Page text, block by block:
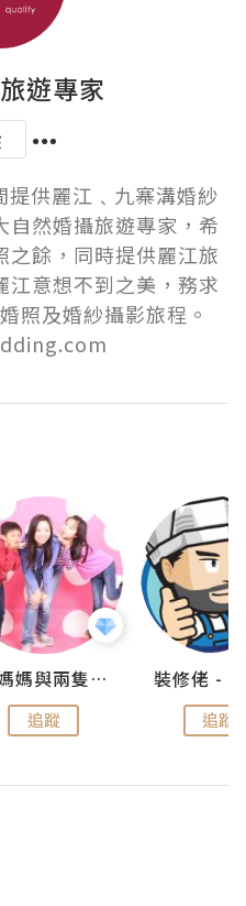
遊專家
供麗江﹑九寨溝婚紗
自然婚攝旅遊專家，希
之餘，同時提供麗江旅
江意想不到之美，務求
照及婚紗攝影旅程。
儍媽媽與兩隻小魔怪之家
追蹤 追蹤